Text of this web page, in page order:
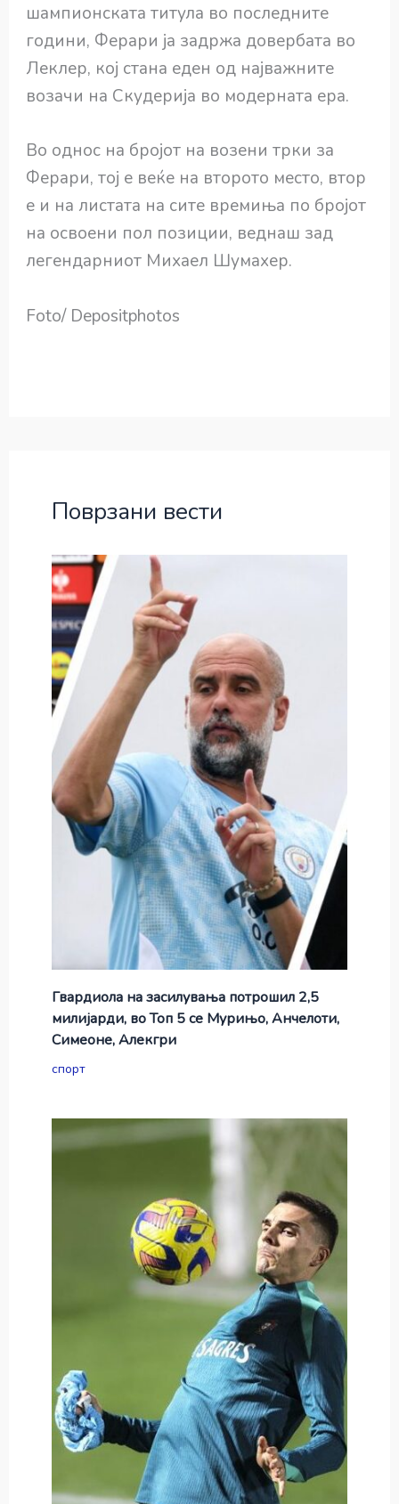
шампионската титула во последните
години, Ферари ја задржа довербата во
Леклер, кој стана еден од најважните
возачи на Скудерија во модерната ера.
Во однос на бројот на возени трки за
Ферари, тој е веќе на второто место, втор
е и на листата на сите времиња по бројот
на освоени пол позиции, веднаш зад
легендарниот Михаел Шумахер.
Foto/ Depositphotos
Поврзани вести
Гвардиола на засилувања потрошил 2,5
милијарди, во Топ 5 се Мурињо, Анчелоти,
Симеоне, Алекгри
спорт